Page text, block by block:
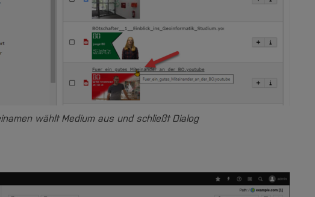
wählt Medium aus und schließt Dialog